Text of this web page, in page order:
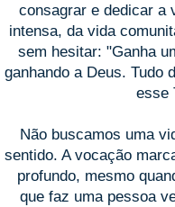
consagrar e dedicar a
intensa, da vida
sem hesitar: "Ganha
ganhando a Deus. Tudo
esse
Não buscamos uma
sentido. A vocação
profundo, mesmo
que faz uma pessoa